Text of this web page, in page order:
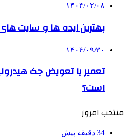
۱۴۰۴/۰۲/۰۸
بهترین ایده ها و سایت های
۱۴۰۴/۰۹/۳۰
تعمیر یا تعویض جک
است؟
منتخب امروز
34 دقیقه پیش